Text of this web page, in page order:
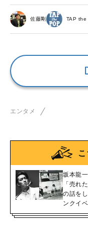
佐藤剛 TAP the
エンタメ
坂本龍
「売れ
の話を
ンクイ